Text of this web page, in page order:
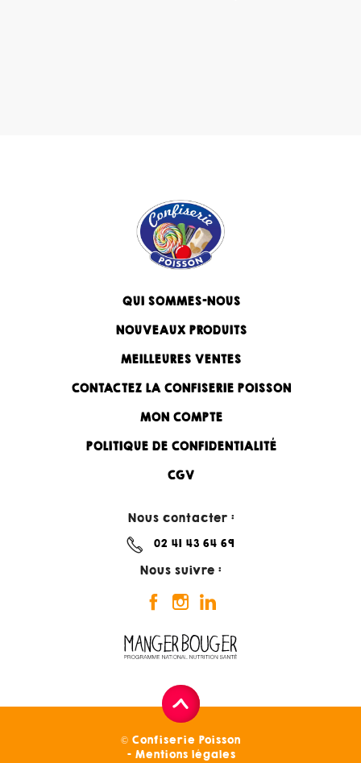
QUI SOMMES-NOUS
NOUVEAUX PRODUITS
MEILLEURES VENTES
CONTACTEZ LA CONFISERIE POISSON
MON COMPTE
POLITIQUE DE CONFIDENTIALITÉ
CGV
Nous contacter :
02 41 43 64 69
Nous suivre :
© Confiserie Poisson
Mentions légales